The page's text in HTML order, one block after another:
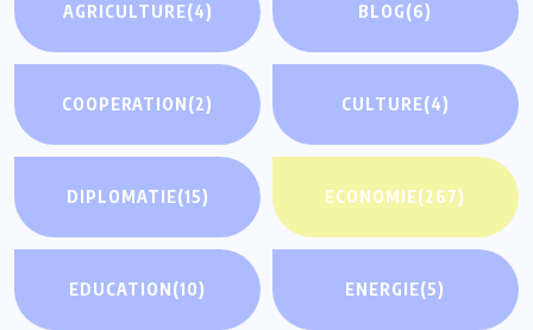
AGRICULTURE(4) BLOG(6)
COOPERATION(2) CULTURE(4)
DIPLOMATIE(15) ECONOMIE(267)
EDUCATION(10) ENERGIE(5)